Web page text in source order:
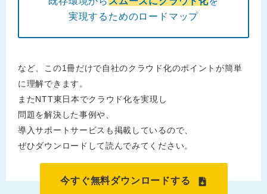
実現するためのロードマップ
など、この1冊だけで自社のクラウド化のポイントが簡単
に理解できます。
またNTT東日本でクラウド化を実現し
問題を解決した事例や、
導入サポートサービスも掲載しているので、
ぜひダウンロードして読んでみてください。
今すぐ無料ダウンロードする